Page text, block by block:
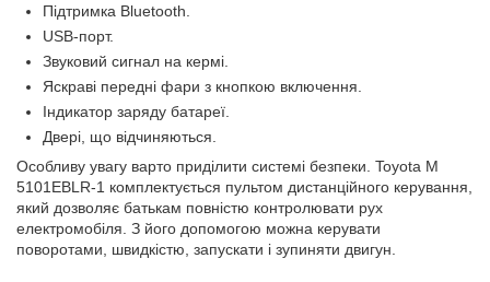
Підтримка Bluetooth.
USB-порт.
Звуковий сигнал на кермі.
Яскраві передні фари з кнопкою включення.
Індикатор заряду батареї.
Двері, що відчиняються.
Особливу увагу варто приділити системі безпеки. Toyota M
5101EBLR-1 комплектується пультом дистанційного керування,
який дозволяє батькам повністю контролювати рух
електромобіля. З його допомогою можна керувати
поворотами, швидкістю, запускати і зупиняти двигун.